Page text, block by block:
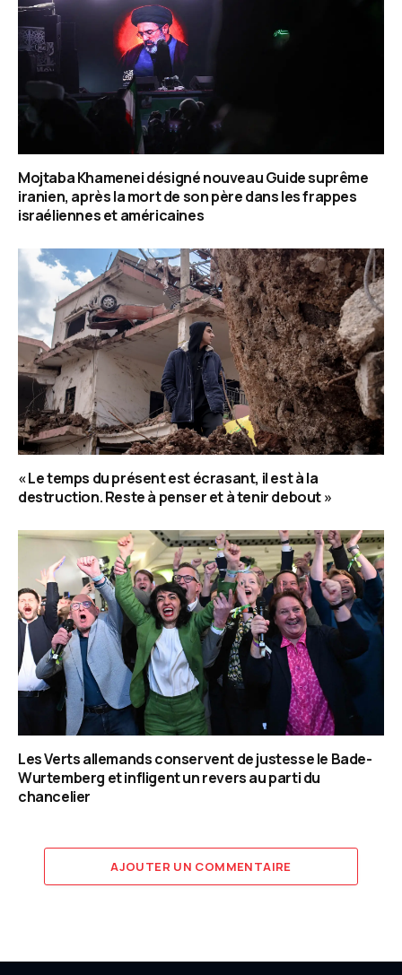
Mojtaba Khamenei désigné nouveau Guide suprême
iranien, après la mort de son père dans les frappes
israéliennes et américaines
« Le temps du présent est écrasant, il est à la
destruction. Reste à penser et à tenir debout »
Les Verts allemands conservent de justesse le Bade-
Wurtemberg et infligent un revers au parti du
chancelier
AJOUTER UN COMMENTAIRE